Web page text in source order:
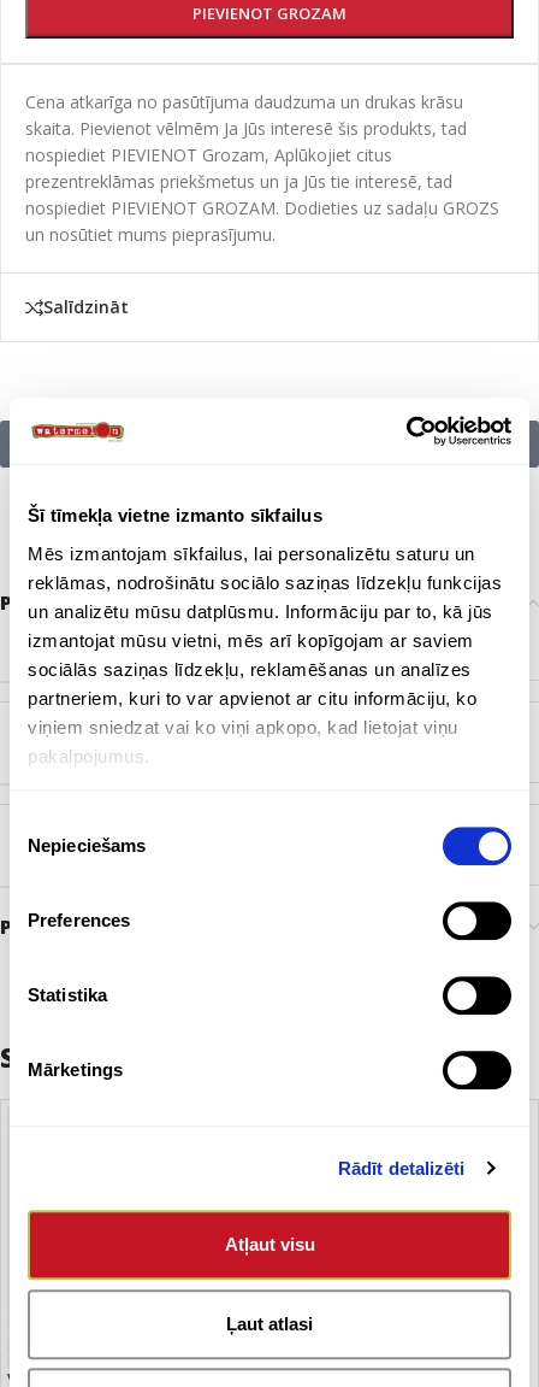
Šī tīmekļa vietne izmanto sīkfailus
Mēs izmantojam sīkfailus, lai personalizētu saturu un
reklāmas, nodrošinātu sociālo saziņas līdzekļu funkcijas
un analizētu mūsu datplūsmu. Informāciju par to, kā jūs
izmantojat mūsu vietni, mēs arī kopīgojam ar saviem
sociālās saziņas līdzekļu, reklamēšanas un analīzes
partneriem, kuri to var apvienot ar citu informāciju, ko
viņiem sniedzat vai ko viņi apkopo, kad lietojat viņu
pakalpojumus.
izvēle
Nepieciešams
Preferences
Statistika
Mārketings
Rādīt detalizēti
Atļaut visu
Ļaut atlasi
PIEVIENOT GROZAM
Cena atkarīga no pasūtījuma daudzuma un drukas krāsu
skaita. Pievienot vēlmēm Ja Jūs interesē šis produkts, tad
nospiediet PIEVIENOT Grozam, Aplūkojiet citus
prezentreklāmas priekšmetus un ja Jūs tie interesē, tad
nospiediet PIEVIENOT GROZAM. Dodieties uz sadaļu GROZS
un nosūtiet mums pieprasījumu.
Salīdzināt
Papildu informācija
ZĪMOLS
Bez zīmola
KRĀSA
BIRKA EKO
Preces pasūtīšana un piegāde
Saistītie produkti
Veste